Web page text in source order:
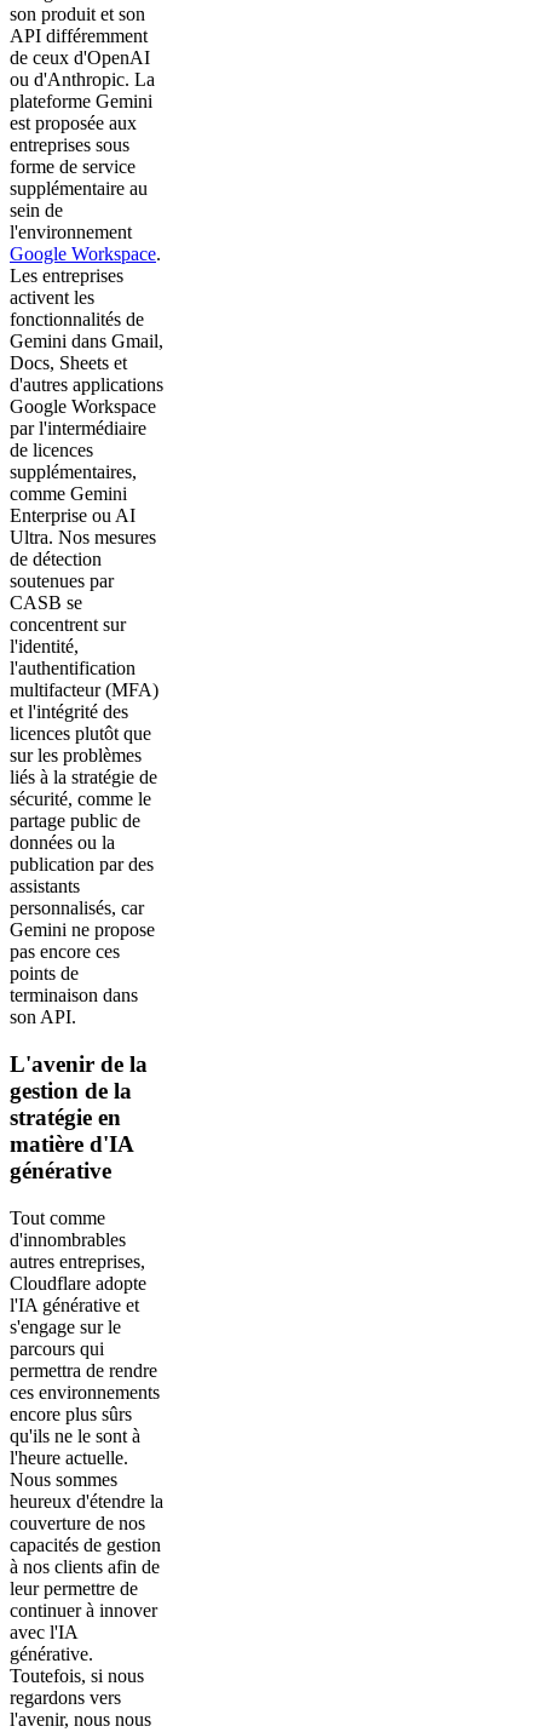
son produit et son
API différemment
de ceux d'OpenAI
ou d'Anthropic. La
plateforme Gemini
est proposée aux
entreprises sous
forme de service
supplémentaire au
sein de
l'environnement
Google Workspace.
Les entreprises
activent les
fonctionnalités de
Gemini dans Gmail,
Docs, Sheets et
d'autres applications
Google Workspace
par l'intermédiaire
de licences
supplémentaires,
comme Gemini
Enterprise ou AI
Ultra. Nos mesures
de détection
soutenues par
CASB se
concentrent sur
l'identité,
l'authentification
multifacteur (MFA)
et l'intégrité des
licences plutôt que
sur les problèmes
liés à la stratégie de
sécurité, comme le
partage public de
données ou la
publication par des
assistants
personnalisés, car
Gemini ne propose
pas encore ces
points de
terminaison dans
son API.
L'avenir de la
gestion de la
stratégie en
matière d'IA
générative
Tout comme
d'innombrables
autres entreprises,
Cloudflare adopte
l'IA générative et
s'engage sur le
parcours qui
permettra de rendre
ces environnements
encore plus sûrs
qu'ils ne le sont à
l'heure actuelle.
Nous sommes
heureux d'étendre la
couverture de nos
capacités de gestion
à nos clients afin de
leur permettre de
continuer à innover
avec l'IA
générative.
Toutefois, si nous
regardons vers
l'avenir, nous nous